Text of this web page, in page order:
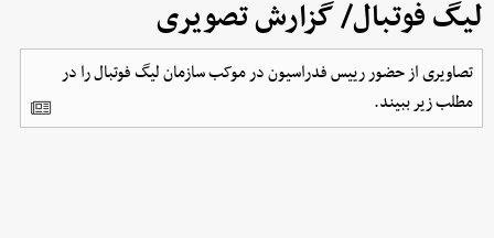
لیگ فوتبال/ گزارش تصویری
تصاویری از حضور رییس فدراسیون در موکب سازمان لیگ فوتبال را در
مطلب زیر ببیند.